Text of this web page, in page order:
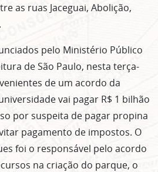
as ruas Jaceguai, Abolição,
pelo Ministério Público
de São Paulo, nesta terça-
de um acordo da
vai pagar R$ 1 bilhão
por suspeita de pagar propina
pagamento de impostos. O
foi o responsável pelo acordo
na criação do parque, o